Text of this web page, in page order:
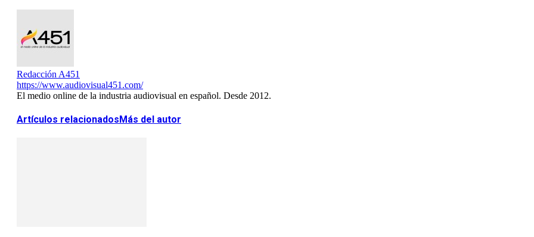
Redacción A451
https://www.audiovisual451.com/
El medio online de la industria audiovisual en español. Desde 2012.
Artículos relacionadosMás del autor